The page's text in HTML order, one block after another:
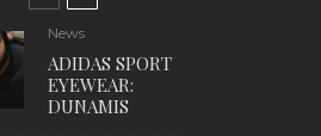
News
ADIDAS SPORT
EYEWEAR:
DUNAMIS